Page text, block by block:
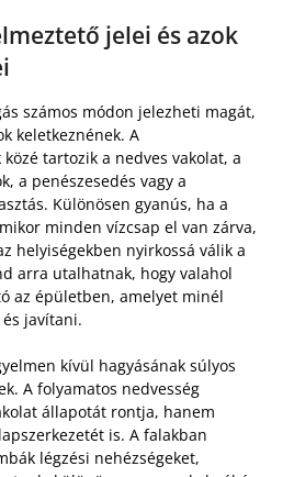
jelei és azok
számos módon jelezheti magát,
keletkeznének. A
tartozik a nedves vakolat, a
a penészesedés vagy a
Különösen gyanús, ha a
minden vízcsap el van zárva,
helyiségekben nyirkossá válik a
arra utalhatnak, hogy valahol
az épületben, amelyet minél
javítani.
kívül hagyásának súlyos
A folyamatos nedvesség
állapotát rontja, hanem
is. A falakban
légzési nehézségeket,